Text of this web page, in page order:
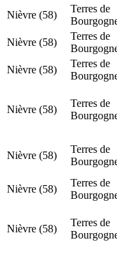
Nièvre (58)
Terres de
Nièvre (58)
Terres de
Nièvre (58)
Terres de
Nièvre (58)
Terres de
Nièvre (58)
Terres de
Nièvre (58)
Terres de
Nièvre (58)
Terres de